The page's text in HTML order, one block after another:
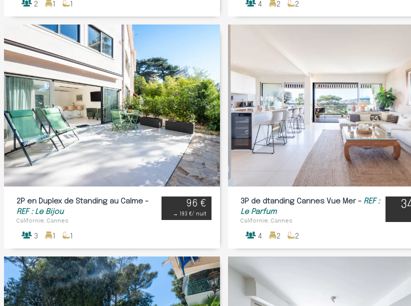
2 1 1 4 2 2
2P en Duplex de Standing au Calme -
REF : Le Bijou
Californie, Cannes
96 €
→ 193 €/ nuit
3 1 1
3P de dtanding Cannes Vue Mer - REF :
Le Parfum
Californie, Cannes
4 2 2